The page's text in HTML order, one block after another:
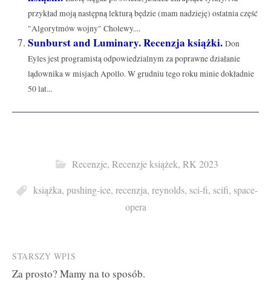
przykład moją następną lekturą będzie (mam nadzieję) ostatnia część
"Algorytmów wojny" Cholewy....
Sunburst and Luminary. Recenzja książki. Don
Eyles jest programistą odpowiedzialnym za poprawne działanie
lądownika w misjach Apollo. W grudniu tego roku minie dokładnie
50 lat...
Recenzje, Recenzje książek, RK 2023
książka, pushing-ice, recenzja, reynolds, sci-fi, scifi, space-
opera
Post
navigation
STARSZY WPIS
Za prosto? Mamy na to sposób.